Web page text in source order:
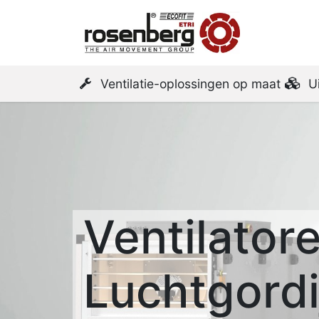
Ventilatie-oplossingen op maat